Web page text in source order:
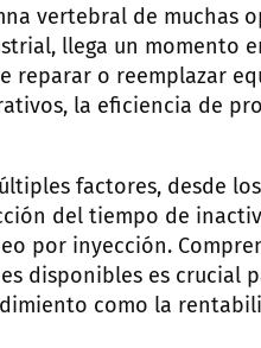
vertebral de muchas
llega un momento
reparar o reemplazar
la eficiencia de
factores, desde
del tiempo de
por inyección.
disponibles es crucial
como la